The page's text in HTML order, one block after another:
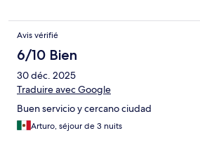
Avis vérifié
6/10 Bien
30 déc. 2025
Traduire avec Google
Buen servicio y cercano ciudad
Arturo, séjour de 3 nuits